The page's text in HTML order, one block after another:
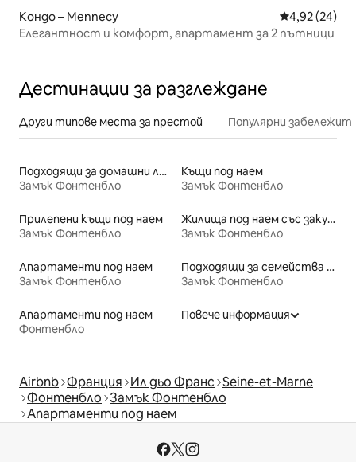
Кондо – Mennecy Средна
4,92 (24)
Елегантност и комфорт, апартамент за 2 пътници
Дестинации за разглеждане
Други типове места за престой Популярни
Подходящи за домашни любимци места под наем
Замък Фонтенбло
Къщи под наем
Замък Фонтенбло
Прилепени къщи под наем
Замък Фонтенбло
Жилища под наем със закуска
Замък Фонтенбло
Апартаменти под наем
Замък Фонтенбло
Подходящи за семейства места под наем
Замък Фонтенбло
Апартаменти под наем
Фонтенбло
Повече информация
Airbnb Франция Ил дьо Франс Seine-et-Marne
Фонтенбло Замък Фонтенбло
Апартаменти под наем